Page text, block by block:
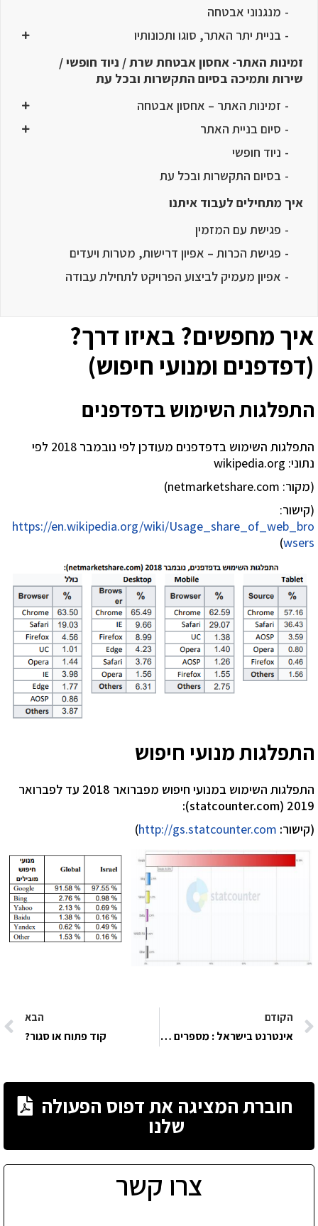
מנגנוני אבטחה
בניית יתר האתר, סוגו ותכונותיו
זמינות האתר- אחסון אבטחת שרת / ניוד חופשי /
שירות ותמיכה בסיום התקשרות ובכל עת
זמינות האתר – אחסון אבטחה
סיום בניית האתר
ניוד חופשי
בסיום התקשרות ובכל עת
איך מתחילים לעבוד איתנו
פגישת עם המזמין
פגישת הכרות – אפיון דרישות, מטרות ויעדים
אפיון מעמיק לביצוע הפרויקט לתחילת עבודה
איך מחפשים? באיזו דרך?
(דפדפנים ומנועי חיפוש)
התפלגות השימוש בדפדפנים
התפלגות השימוש בדפדפנים מעודכן לפי נובמבר 2018 לפי
נתוני: wikipedia.org
(מקור: netmarketshare.com)
(קישור:
https://en.wikipedia.org/wiki/Usage_share_of_web_bro
wsers
)
התפלגות מנועי חיפוש
התפלגות השימוש במנועי חיפוש מפברואר 2018 עד לפברואר
2019 (statcounter.com):
(קישור: http://gs.statcounter.com
)
הקודם
אינטרנט בישראל : מספרים שחשוב שתדעו
הבא
קוד פתוח או סגור?
חוברת המציגה את דפוס הפעולה
שלנו
צרו קשר